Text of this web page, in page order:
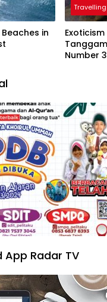
in
Travelling
Number
App Radar TV